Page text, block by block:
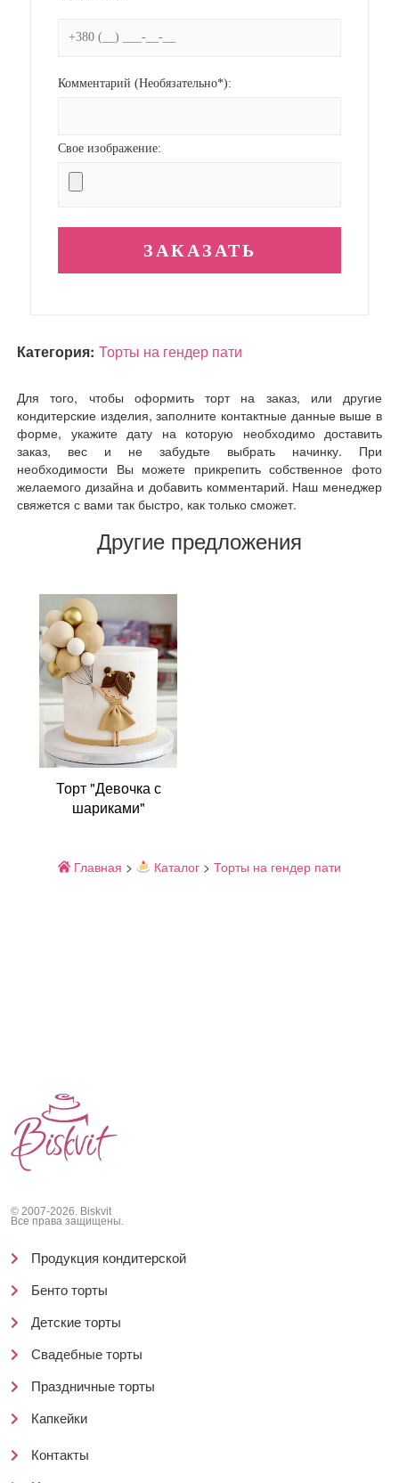
Комментарий (Необязательно*):
Свое изображение:
Категория: Торты на гендер пати
Для того, чтобы оформить торт на заказ, или другие
кондитерские изделия, заполните контактные данные выше в
форме, укажите дату на которую необходимо доставить
заказ, вес и не забудьте выбрать начинку. При
необходимости Вы можете прикрепить собственное фото
желаемого дизайна и добавить комментарий. Наш менеджер
свяжется с вами так быстро, как только сможет.
Другие предложения
Торт "Девочка с
шариками"
Главная > Каталог> Торты на гендер пати
© 2007-2026. Biskvit
Все права защищены.
Продукция кондитерской
Бенто торты
Детские торты
Свадебные торты
Праздничные торты
Капкейки
Контакты